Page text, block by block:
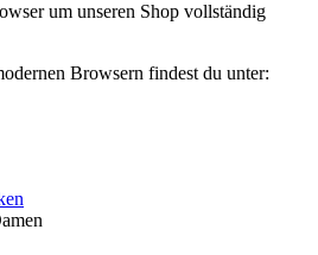
um unseren Shop vollständig
Browsern findest du unter: